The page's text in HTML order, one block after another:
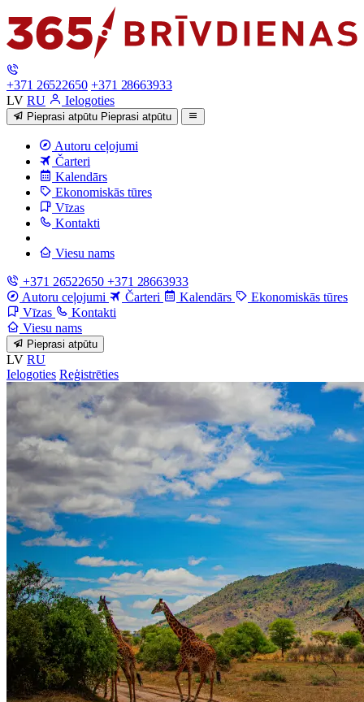
+371 26522650 +371 28663933
LV RU Ielogoties
Pieprasi atpūtu Pieprasi atpūtu
Autoru ceļojumi
Čarteri
Kalendārs
Ekonomiskās tūres
Vīzas
Kontakti
Viesu nams
+371 26522650 +371 28663933
Autoru ceļojumi
Čarteri Kalendārs
Ekonomiskās tūres
Vīzas
Kontakti
Viesu nams
Pieprasi atpūtu
LV RU
Ielogoties Reģistrēties